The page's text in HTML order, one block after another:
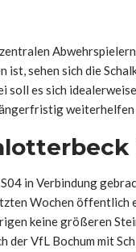
sehen sich die
es sich
weiterhelfen
in Verbindung
Wochen öffentlich
keine größeren
der VfL Bochum mit